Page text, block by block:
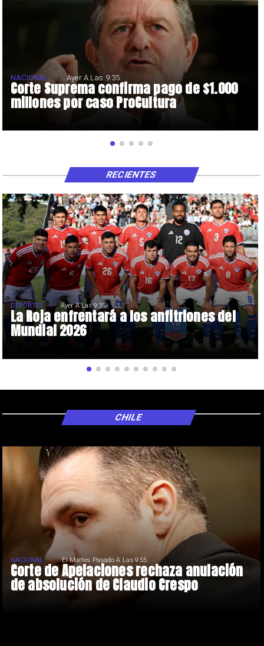
Corte Suprema confirma pago de $1.000
millones por caso ProCultura
NACIONAL Ayer A Las 9:35
La Roja enfrentará a los anfitriones del
Mundial 2026
DEPORTES Ayer A Las 9:35
RECIENTES
Corte de Apelaciones rechaza anulación
de absolución de Claudio Crespo
NACIONAL El Martes Pasado A Las 9:55
CHILE